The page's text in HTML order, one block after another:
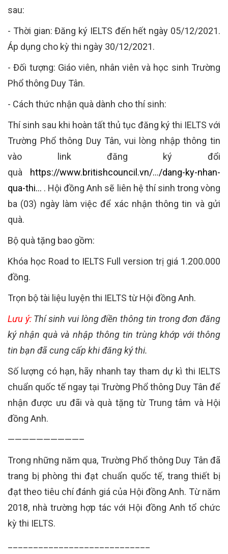
sau:
- Thời gian: Đăng ký IELTS đến hết ngày 05/12/2021.
Áp dụng cho kỳ thi ngày 30/12/2021.
- Đối tượng: Giáo viên, nhân viên và học sinh Trường
Phổ thông Duy Tân.
- Cách thức nhận quà dành cho thí sinh:
Thí sinh sau khi hoàn tất thủ tục đăng ký thi IELTS với
Trường Phổ thông Duy Tân, vui lòng nhập thông tin
vào link đăng ký đổi
quà https://www.britishcouncil.vn/.../dang-ky-nhan-
qua-thi... . Hội đồng Anh sẽ liên hệ thí sinh trong vòng
ba (03) ngày làm việc để xác nhận thông tin và gửi
quà.
Bộ quà tặng bao gồm:
Khóa học Road to IELTS Full version trị giá 1.200.000
đồng.
Trọn bộ tài liệu luyện thi IELTS từ Hội đồng Anh.
Lưu ý:Thí sinh vui lòng điền thông tin trong đơn đăng
ký nhận quà và nhập thông tin trùng khớp với thông
tin bạn đã cung cấp khi đăng ký thi.
Số lượng có hạn, hãy nhanh tay tham dự kì thi IELTS
chuẩn quốc tế ngay tại Trường Phổ thông Duy Tân để
nhận được ưu đãi và quà tặng từ Trung tâm và Hội
đồng Anh.
——————————–
Trong những năm qua, Trường Phổ thông Duy Tân đã
trang bị phòng thi đạt chuẩn quốc tế, trang thiết bị
đạt theo tiêu chí đánh giá của Hội đồng Anh. Từ năm
2018, nhà trường hợp tác với Hội đồng Anh tổ chức
kỳ thi IELTS.